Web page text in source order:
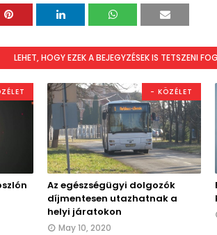
LEHET, HOGY EZEK A BEJEGYZÉSEK IS TETSZENI
- KÖZÉLET
Az egészségügyi dolgozók
díjmentesen utazhatnak a
helyi járatokon
May 10, 2020